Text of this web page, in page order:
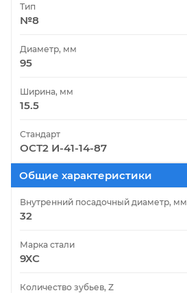
Тип
№8
Диаметр, мм
95
Ширина, мм
15.5
Стандарт
ОСТ2 И-41-14-87
Общие характеристики
Внутренний посадочный диаметр, мм
32
Марка стали
9ХС
Количество зубьев, Z